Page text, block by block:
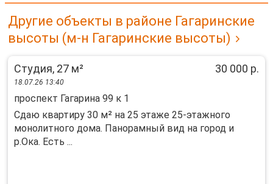
Другие объекты в районе Гагаринские
высоты (м-н Гагаринские высоты)
Студия, 27 м² 30 000 р.
18.07.26 13:40
проспект Гагарина 99 к 1
Сдаю квартиру 30 м² на 25 этаже 25-этажного
монолитного дома. Панорамный вид на город и
р.Ока. Есть ...